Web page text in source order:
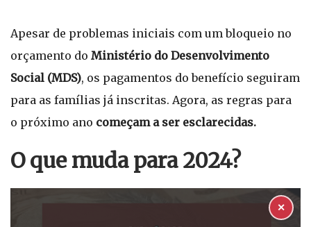
Apesar de problemas iniciais com um bloqueio no
orçamento do Ministério do Desenvolvimento
Social (MDS), os pagamentos do benefício seguiram
para as famílias já inscritas. Agora, as regras para
o próximo ano começam a ser esclarecidas.
O que muda para 2024?
✕